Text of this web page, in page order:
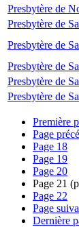
Presbytère de
Presbytère de
Presbytère de
Presbytère de
Presbytère de
Presbytère de
Première
Page
Page 18
Page 19
Page 20
Page 21
Page 22
Page
Dernière